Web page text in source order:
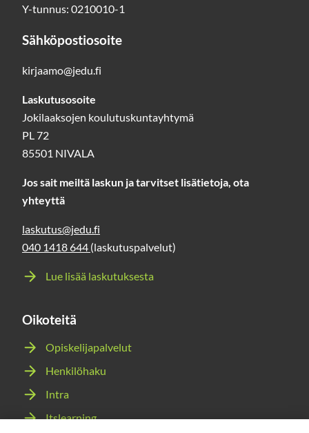
Y-tunnus: 0210010-1
Sähköpostiosoite
kirjaamo@jedu.fi
Laskutusosoite
Jokilaaksojen koulutuskuntayhtymä
PL 72
85501 NIVALA
Jos sait meiltä laskun ja tarvitset lisätietoja, ota
yhteyttä
laskutus@jedu.fi
040 1418 644 (laskutuspalvelut)
Lue lisää laskutuksesta
Oikoteitä
Opiskelijapalvelut
Henkilöhaku
Intra
Itslearning